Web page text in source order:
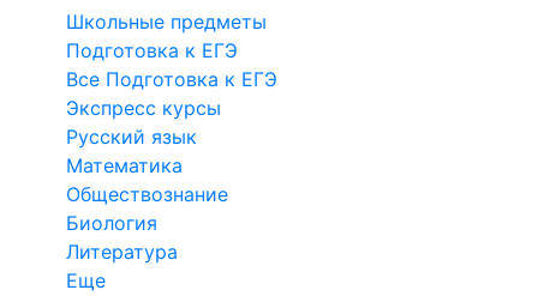
Школьные предметы
Подготовка к ЕГЭ
Все Подготовка к ЕГЭ
Экспресс курсы
Русский язык
Математика
Обществознание
Биология
Литература
Еще